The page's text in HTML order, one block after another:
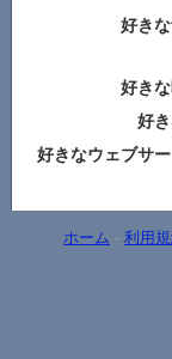
好き
好き
好
好きなウェブサ
ホーム - 利用